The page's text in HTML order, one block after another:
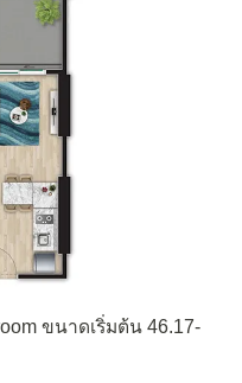
ขนาดเริ่มต้น 46.17-